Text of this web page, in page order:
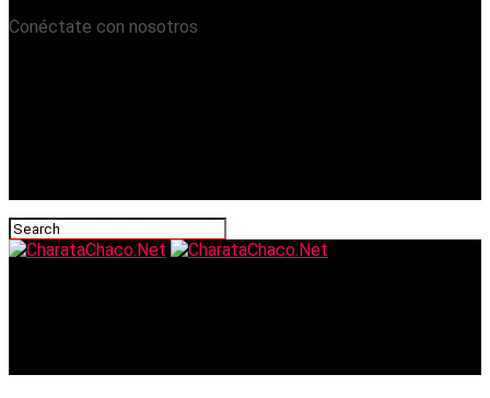
Conéctate con nosotros